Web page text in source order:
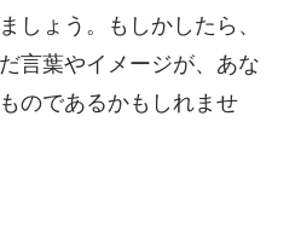
しょう。もしかしたら、
言葉やイメージが、あな
のであるかもしれませ